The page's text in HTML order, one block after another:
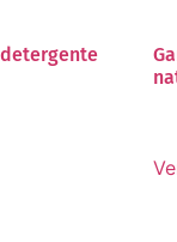
detergente